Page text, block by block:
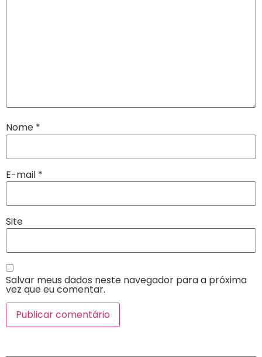
Nome *
E-mail *
Site
Salvar meus dados neste navegador para a próxima
vez que eu comentar.